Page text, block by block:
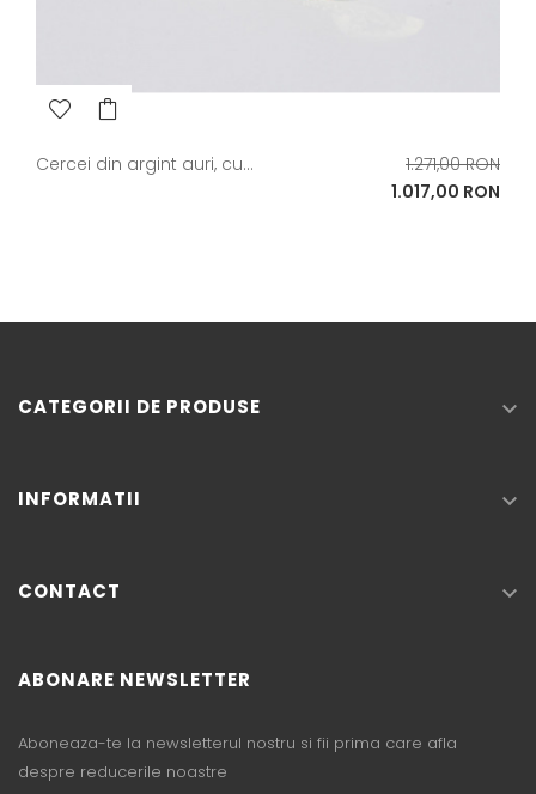
Cercei din argint auri, cu...
Pret
de
1.271,00 RON
Pret
1.017,00 RON
CATEGORII DE PRODUSE 
INFORMATII 
CONTACT 
ABONARE NEWSLETTER
Aboneaza-te la newsletterul nostru si fii prima care afla
despre reducerile noastre